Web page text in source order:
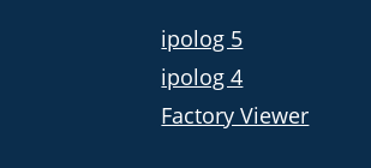
ipolog 5
ipolog 4
Factory Viewer